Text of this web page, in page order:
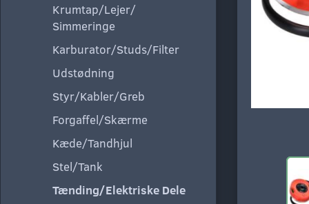
Krumtap/Lejer/
Simmeringe
Karburator/Studs/Filter
Udstødning
Styr/Kabler/Greb
Forgaffel/Skærme
Kæde/Tandhjul
Stel/Tank
Tænding/Elektriske Dele